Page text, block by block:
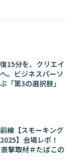
15分を、クリエイ
。ビジネスパーソ
「第3の選択肢」
線【スモーキング
】会場レポ！
撃取材＃たばこの